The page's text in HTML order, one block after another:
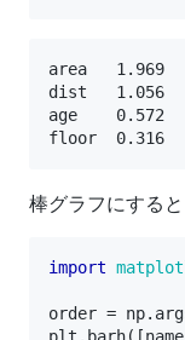
area   1.969
dist   1.056
age    0.572
棒グラフにすると
import
order = np.